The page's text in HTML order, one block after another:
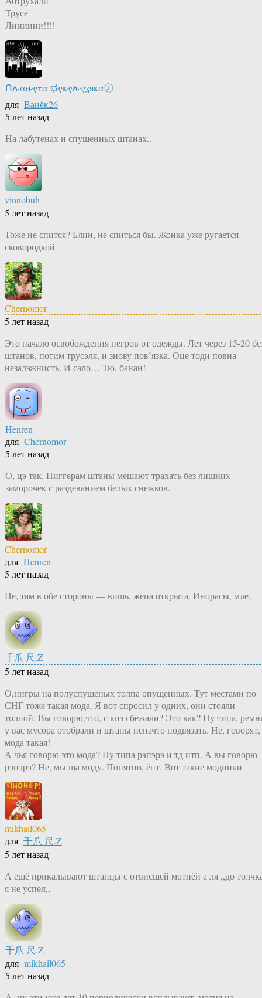
Трусе
Лииииии!!!!
Ոሉαዙҿτα ಭҿҝҿሉҿʓяҝα〄
для Ванёк26
5 лет назад
На лабутенах и спущенных штанах..
vinnobuh
5 лет назад
Тоже не спится? Блин, не спиться бы. Жонка уже ругается
сковородкой
Chernomor
5 лет назад
Это начало освобождения негров от одежды. Лет через 15-20
штанов, потим трусэля, и знову пов’язка. Оце тоди повна
незалэжнисть. И сало… Тю, банан!
Henren
для Chernomor
5 лет назад
О, цэ так. Ниггерам штаны мешают трахать без лишних
заморочек с раздеванием белых снежков.
Chernomor
для Henren
5 лет назад
Не, там в обе стороны — вишь, жепа открыта. Инорасы, мле.
千爪 尺.Z
5 лет назад
О,нигры на полуспущеных толпа опущенных. Тут местами по
СНГ тоже такая мода. Я вот спросил у одних, они стояли
толпой. Вы говорю,что, с кпз сбежали? Это как? Ну типа,
у вас мусора отобрали и штаны неначто подвязать. Не, говорят,
мода такая!
А чья говорю это мода? Ну типа рэпэрэ и тд итп. А вы говорю
рэпэрэ? Не, мы ща моду. Понятно, ёпт. Вот такие модники
mikhail065
для 千爪 尺.Z
5 лет назад
А ещё прикалывают штанцы с отвисшей мотнёй а ля ,,до
я не успел,,
千爪 尺.Z
для mikhail065
5 лет назад